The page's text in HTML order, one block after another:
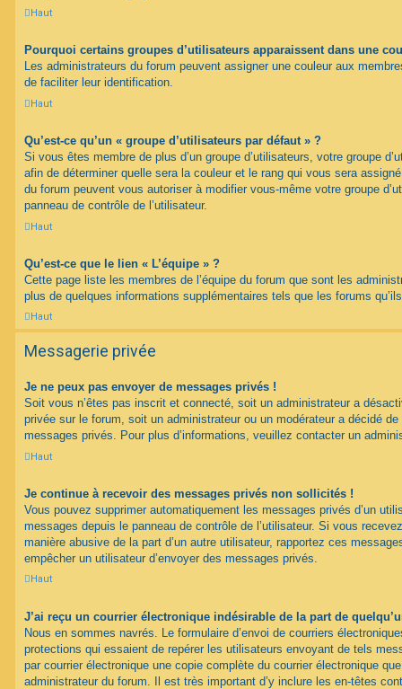
Haut
Pourquoi certains groupes d’utilisateurs apparaissent dans une
Les administrateurs du forum peuvent assigner une couleur aux
de faciliter leur identification.
Haut
Qu’est-ce qu’un « groupe d’utilisateurs par défaut » ?
Si vous êtes membre de plus d’un groupe d’utilisateurs, votre groupe
afin de déterminer quelle sera la couleur et le rang qui vous sera
du forum peuvent vous autoriser à modifier vous-même votre groupe
panneau de contrôle de l’utilisateur.
Haut
Qu’est-ce que le lien « L’équipe » ?
Cette page liste les membres de l’équipe du forum que sont les
plus de quelques informations supplémentaires tels que les forums
Haut
Messagerie privée
Je ne peux pas envoyer de messages privés !
Soit vous n’êtes pas inscrit et connecté, soit un administrateur a
privée sur le forum, soit un administrateur ou un modérateur a décidé de
messages privés. Pour plus d’informations, veuillez contacter un
Haut
Je continue à recevoir des messages privés non sollicités !
Vous pouvez supprimer automatiquement les messages privés d’un
messages depuis le panneau de contrôle de l’utilisateur. Si vous
manière abusive de la part d’un autre utilisateur, rapportez ces
empêcher un utilisateur d’envoyer des messages privés.
Haut
J’ai reçu un courrier électronique indésirable de la part de
Nous en sommes navrés. Le formulaire d’envoi de courriers
protections qui essaient de repérer les utilisateurs envoyant de tels
par courrier électronique une copie complète du courrier électronique
administrateur du forum. Il est très important d’y inclure les en-têtes